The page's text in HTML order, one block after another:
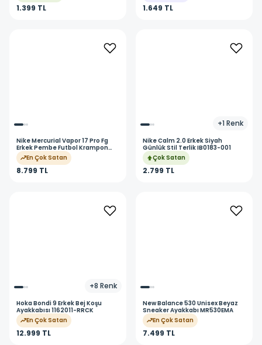
1.399 TL 1.649 TL
NikeMercurial Vapor 17 Pro Fg
Erkek Pembe Futbol Krampon
IO8225-900
En Çok Satan
8.799 TL
+1 Renk
NikeCalm 2.0 Erkek Siyah
Günlük Stil Terlik IB0183-001
Çok Satan
2.799 TL
+8 Renk
HokaBondi 9 Erkek Bej Koşu
Ayakkabısı 1162011-RRCK
En Çok Satan
12.999 TL
New Balance530 Unisex Beyaz
Sneaker Ayakkabı MR530EMA
En Çok Satan
7.499 TL